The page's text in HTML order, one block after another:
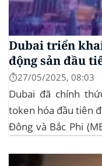
Dubai triển
động sản đầu
⏱️27/05/2025, 08:03
Dubai đã chính
token hóa đầu tiên
Đông và Bắc Phi
vào lĩnh vực bất